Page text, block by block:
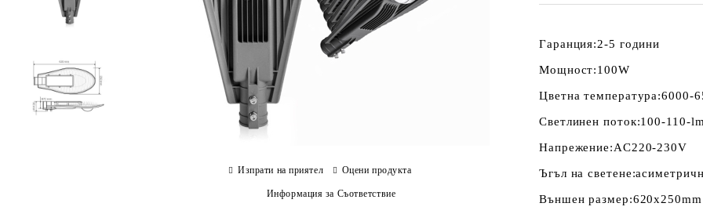
Гаранция:2-5 години
Мощност:100W
Цветна температура:6000-
Светлинен поток:100-110-
Напрежение:AC220-230V
Ъгъл на светене:
Външен размер:620x250mm
Изпрати на приятел Оцени продукта
Информация за Съответствие